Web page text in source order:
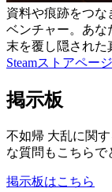
資料や痕跡をつな
ベンチャー。あな
末を覆し隠された
Steamストアペー
掲示板
不如帰 大乱に関
な質問もこちらで
掲示板はこちら